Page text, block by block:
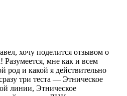
хочу поделится отзывом о
Разумеется, мне как и всем
род и какой я действительно
три теста — Этническое
линии, Этническое